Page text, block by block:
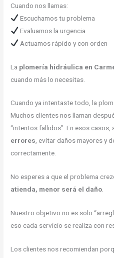
Cuando nos llamas:
Escuchamos tu problema
Evaluamos la urgencia
Actuamos rápido y con orden
La plomería hidráulica en
cuando más lo necesitas.
Cuando ya intentaste todo, la
Muchos clientes nos llaman
“intentos fallidos”. En esos
errores, evitar daños mayores y
correctamente.
No esperes a que el problema
atienda, menor será el daño.
Nuestro objetivo no es solo
eso cada servicio se realiza con
Los clientes nos recomiendan